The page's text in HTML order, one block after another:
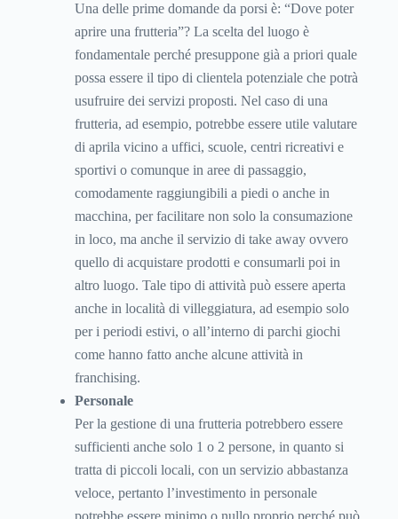
Una delle prime domande da porsi è: “Dove poter
aprire una frutteria”? La scelta del luogo è
fondamentale perché presuppone già a priori quale
possa essere il tipo di clientela potenziale che potrà
usufruire dei servizi proposti. Nel caso di una
frutteria, ad esempio, potrebbe essere utile valutare
di aprila vicino a uffici, scuole, centri ricreativi e
sportivi o comunque in aree di passaggio,
comodamente raggiungibili a piedi o anche in
macchina, per facilitare non solo la consumazione
in loco, ma anche il servizio di take away ovvero
quello di acquistare prodotti e consumarli poi in
altro luogo. Tale tipo di attività può essere aperta
anche in località di villeggiatura, ad esempio solo
per i periodi estivi, o all’interno di parchi giochi
come hanno fatto anche alcune attività in
franchising.
Personale
Per la gestione di una frutteria potrebbero essere
sufficienti anche solo 1 o 2 persone, in quanto si
tratta di piccoli locali, con un servizio abbastanza
veloce, pertanto l’investimento in personale